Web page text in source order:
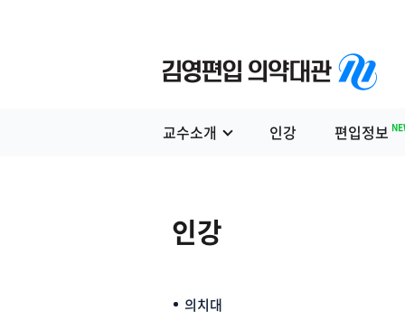
교수소개 인강 편입정보
인강
의치대